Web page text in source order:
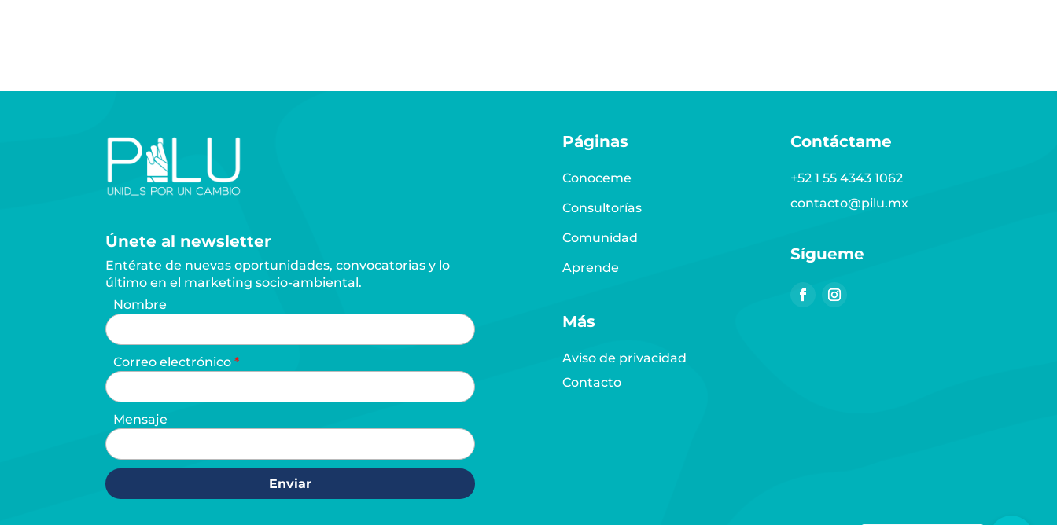
Únete al newsletter
Entérate de nuevas oportunidades, convocatorias y lo
último en el marketing socio-ambiental.
Nombre
Correo electrónico
Mensaje
Enviar
Páginas
Conoceme
Consultorías
Comunidad
Aprende
Más
Aviso de privacidad
Contacto
Contáctame
+52 1 55 4343 1062
contacto@pilu.mx
Sígueme